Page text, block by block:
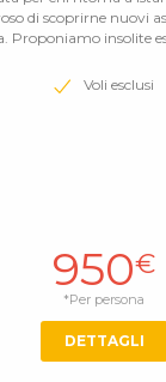
di scoprirne nuovi
Proponiamo insolite
Voli esclusi
950€
*Per persona
DETTAGLI